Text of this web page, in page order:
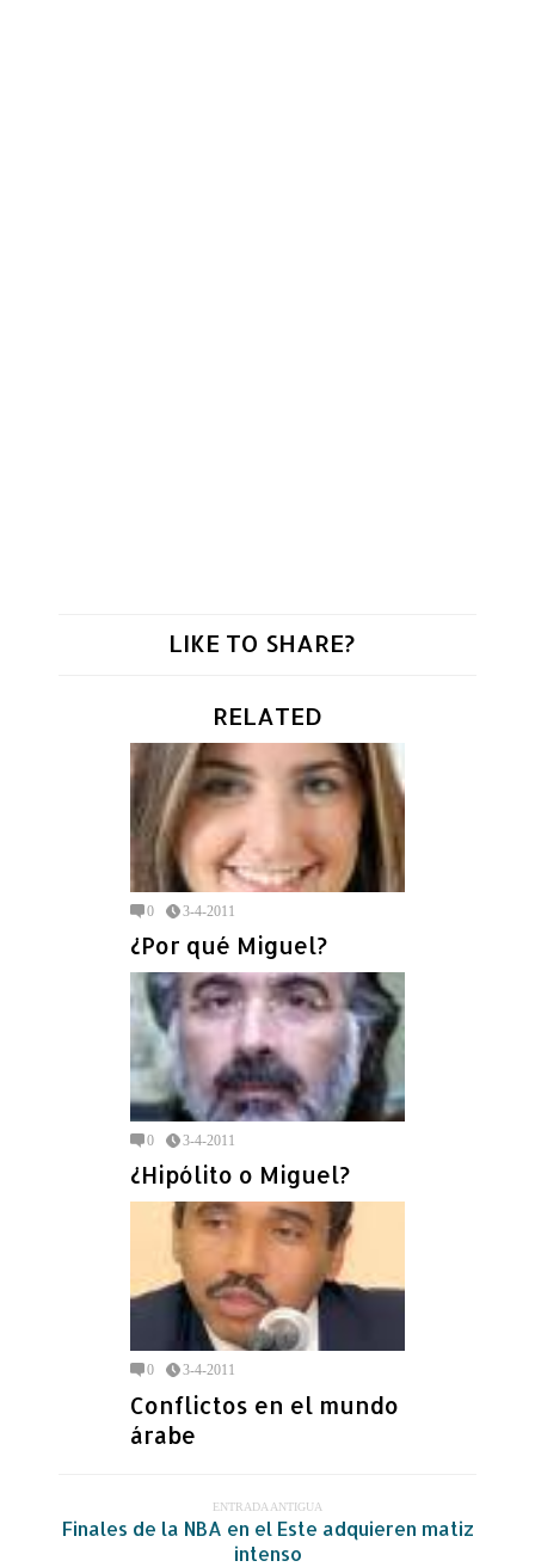
LIKE TO SHARE?
RELATED
0 3-4-2011
¿Por qué Miguel?
0 3-4-2011
¿Hipólito o Miguel?
0 3-4-2011
Conflictos en el mundo
árabe
ENTRADA ANTIGUA
Finales de la NBA en el Este adquieren matiz
intenso